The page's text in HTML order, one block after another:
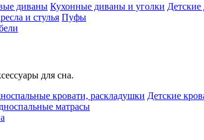
диваны Кухонные диваны и уголки
и стулья Пуфы
для сна.
кровати, раскладушки Детские
матрасы